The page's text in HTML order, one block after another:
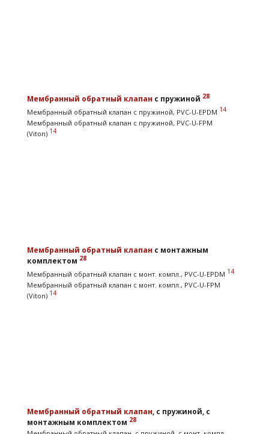
Мембранный обратный клапан с пружиной 28
Мембранный обратный клапан с пружиной, PVC-U-EPDM 14
Мембранный обратный клапан с пружиной, PVC-U-FPM
(Viton) 14
Мембранный обратный клапан с монтажным
комплектом 28
Мембранный обратный клапан с монт. компл., PVC-U-EPDM 14
Мембранный обратный клапан с монт. компл., PVC-U-FPM
(Viton) 14
Мембранный обратный клапан, с пружиной, с
монтажным комплектом 28